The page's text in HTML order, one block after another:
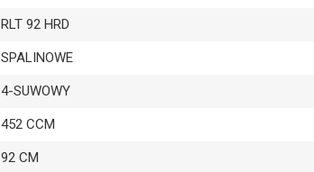
RLT 92 HRD
SPALINOWE
4-SUWOWY
452 CCM
92 CM